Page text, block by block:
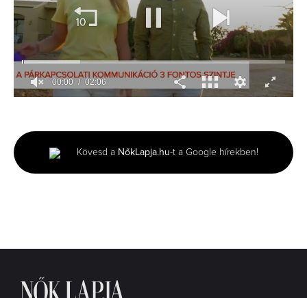
minutes,
6
seconds
00:01 02:06
Kövesd a NőkLapja.hu-t a Google hírekben!